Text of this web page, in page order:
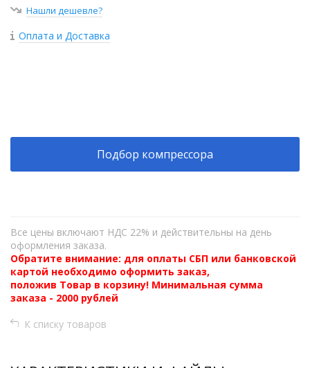
Нашли дешевле?
Оплата и Доставка
Подбор компрессора
Все цены включают НДС 22% и действительны на день
оформления заказа.
Обратите внимание: для оплаты СБП или банковской
картой необходимо оформить заказ,
положив Товар в корзину! Минимальная сумма
заказа - 2000 рублей
К списку товаров